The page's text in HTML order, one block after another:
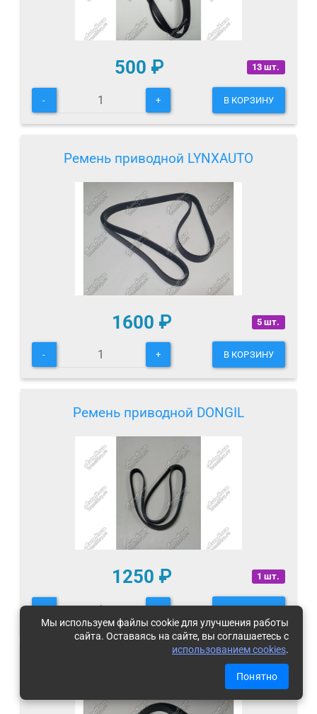
Мы используем файлы cookie для улучшения работы
сайта. Оставаясь на сайте, вы соглашаетесь с
использованием cookies.
Понятно
13 шт.
500 ₽
- + В КОРЗИНУ
Ремень приводной LYNXAUTO
5 шт.
1600 ₽
- + В КОРЗИНУ
Ремень приводной DONGIL
1 шт.
1250 ₽
Ремень приводной DAYCO